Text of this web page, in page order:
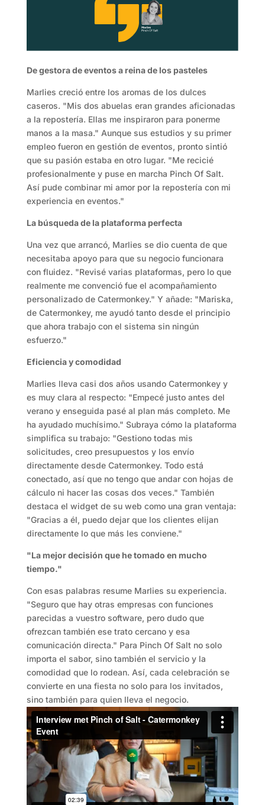
De gestora de eventos a reina de los pasteles
Marlies creció entre los aromas de los dulces
caseros. "Mis dos abuelas eran grandes aficionadas
a la repostería. Ellas me inspiraron para ponerme
manos a la masa." Aunque sus estudios y su primer
empleo fueron en gestión de eventos, pronto sintió
que su pasión estaba en otro lugar. "Me recicié
profesionalmente y puse en marcha Pinch Of Salt.
Así pude combinar mi amor por la repostería con mi
experiencia en eventos."
La búsqueda de la plataforma perfecta
Una vez que arrancó, Marlies se dio cuenta de que
necesitaba apoyo para que su negocio funcionara
con fluidez. "Revisé varias plataformas, pero lo que
realmente me convenció fue el acompañamiento
personalizado de Catermonkey." Y añade: "Mariska,
de Catermonkey, me ayudó tanto desde el principio
que ahora trabajo con el sistema sin ningún
esfuerzo."
Eficiencia y comodidad
Marlies lleva casi dos años usando Catermonkey y
es muy clara al respecto: "Empecé justo antes del
verano y enseguida pasé al plan más completo. Me
ha ayudado muchísimo." Subraya cómo la plataforma
simplifica su trabajo: "Gestiono todas mis
solicitudes, creo presupuestos y los envío
directamente desde Catermonkey. Todo está
conectado, así que no tengo que andar con hojas de
cálculo ni hacer las cosas dos veces." También
destaca el widget de su web como una gran ventaja:
"Gracias a él, puedo dejar que los clientes elijan
directamente lo que más les conviene."
"La mejor decisión que he tomado en mucho
tiempo."
Con esas palabras resume Marlies su experiencia.
"Seguro que hay otras empresas con funciones
parecidas a vuestro software, pero dudo que
ofrezcan también ese trato cercano y esa
comunicación directa." Para Pinch Of Salt no solo
importa el sabor, sino también el servicio y la
comodidad que lo rodean. Así, cada celebración se
convierte en una fiesta no solo para los invitados,
sino también para quien lleva el negocio.